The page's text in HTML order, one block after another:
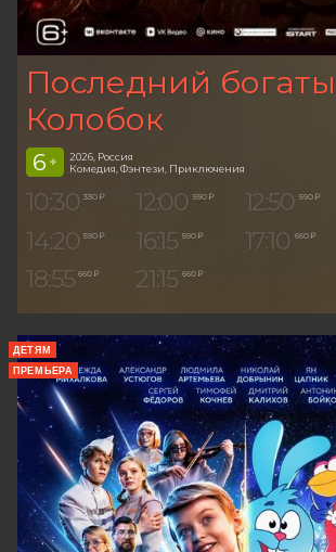
Последний
Колобок
6 +
2026, Россия
Комедия, Фэнтези, Приключения
10:30 330 ₽ 12:00 590 ₽ 12:50 590 ₽
14:20 590 ₽ 16:15 590 ₽ 17:10 660 ₽
18:55 660 ₽ 21:15 660 ₽
ДЕТЯМ
ПРЕМЬЕРА